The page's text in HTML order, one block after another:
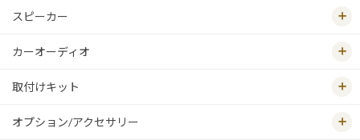
スピーカー
カーオーディオ
取付けキット
オプション/アクセサリー